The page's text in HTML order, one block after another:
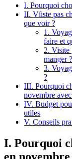
I. Pourquoi
II. Víiste pas
que voir ?
1.
faire et
2. Visite
manger ?
3.
?
III. Pourquoi
novembre
IV. Budget
utiles
V. Conseils
I. Pourquoi
en novembre